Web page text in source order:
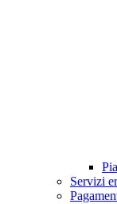
Servizi